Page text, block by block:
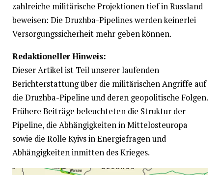
zahlreiche militärische Projektionen tief in Russland
beweisen: Die Druzhba-Pipelines werden keinerlei
Versorgungssicherheit mehr geben können.
Redaktioneller Hinweis:
Dieser Artikel ist Teil unserer laufenden
Berichterstattung über die militärischen Angriffe auf
die Druzhba-Pipeline und deren geopolitische Folgen.
Frühere Beiträge beleuchteten die Struktur der
Pipeline, die Abhängigkeiten in Mittelosteuropa
sowie die Rolle Kyivs in Energiefragen und
Abhängigkeiten inmitten des Krieges.